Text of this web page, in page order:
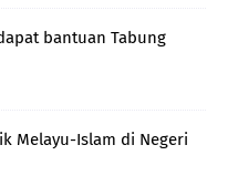
bantuan Tabung
Melayu-Islam di Negeri